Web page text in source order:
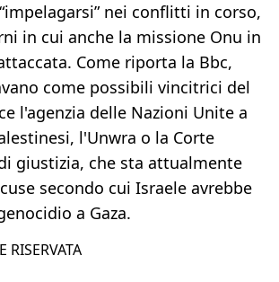
nei conflitti in corso,
in cui anche la missione Onu in
Come riporta la Bbc,
come possibili vincitrici del
l'agenzia delle Nazioni Unite a
l'Unwra o la Corte
giustizia, che sta attualmente
secondo cui Israele avrebbe
a Gaza.